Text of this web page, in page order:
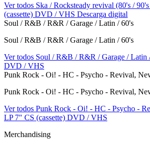
Ver todos Ska / Rocksteady revival (80's /
(cassette) DVD / VHS Descarga digital
Soul / R&B / R&R / Garage / Latin / 60's
Soul / R&B / R&R / Garage / Latin / 60's
Ver todos Soul / R&B / R&R / Garage / Latin
DVD / VHS
Punk Rock - Oi! - HC - Psycho - Revival,
Punk Rock - Oi! - HC - Psycho - Revival,
Ver todos Punk Rock - Oi! - HC - Psycho -
LP 7" CS (cassette) DVD / VHS
Merchandising